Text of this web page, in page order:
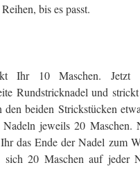
bis es passt.
Ihr 10 Maschen. Jetzt
Rundstricknadel und
den beiden Strickstücken
jeweils 20
das Ende der Nadel zum
sich 20 Maschen auf jeder